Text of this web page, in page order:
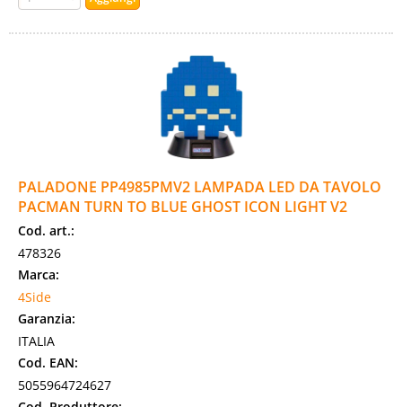
PALADONE PP4985PMV2 LAMPADA LED DA TAVOLO
PACMAN TURN TO BLUE GHOST ICON LIGHT V2
Cod. art.:
478326
Marca:
4Side
Garanzia:
ITALIA
Cod. EAN:
5055964724627